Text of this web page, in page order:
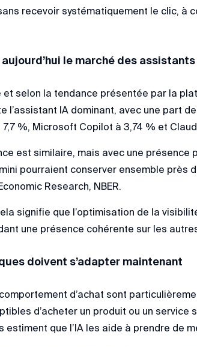
recevoir systématiquement le clic, à
le marché des assistants
et selon la tendance présentée par la
l’assistant IA dominant, avec une part
%, Microsoft Copilot à 3,74 % et
est similaire, mais avec une
pourraient conserver ensemble près
Research, NBER.
signifie que l’optimisation de la
une présence cohérente sur les
doivent s’adapter maintenant
d’achat sont
d’acheter un produit ou un service
estiment que l’IA les aide à prendre de